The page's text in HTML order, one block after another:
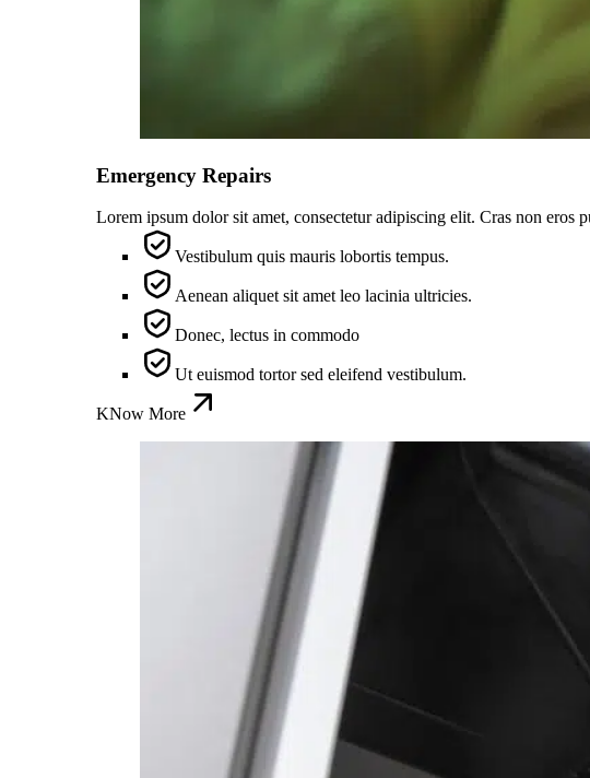
Emergency Repairs
Lorem ipsum dolor sit amet, consectetur adipiscing elit. Cras non eros
Vestibulum quis mauris lobortis tempus.
Aenean aliquet sit amet leo lacinia ultricies.
Donec, lectus in commodo
Ut euismod tortor sed eleifend vestibulum.
KNow More